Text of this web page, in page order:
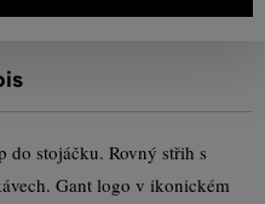
do stojáčku. Rovný střih s
Gant logo v ikonickém